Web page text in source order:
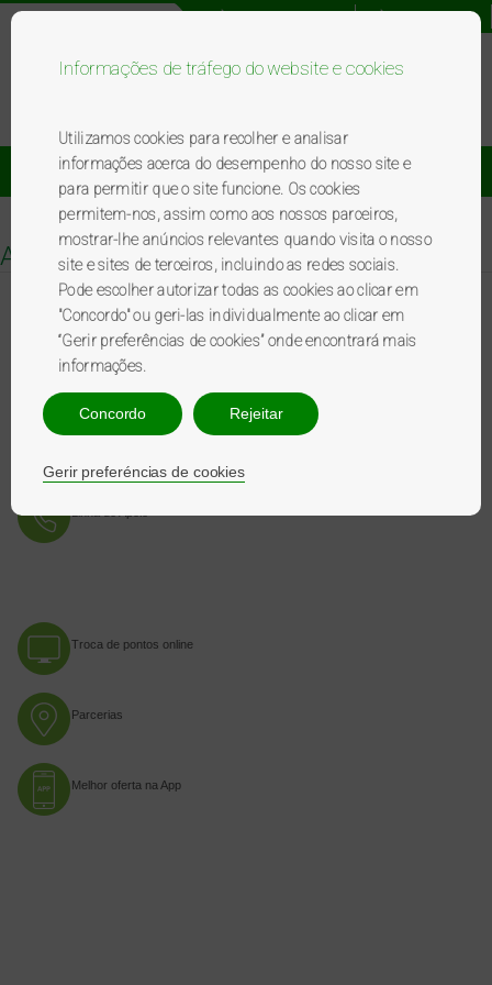
Informações de tráfego do website e cookies
Utilizamos cookies para recolher e analisar
informações acerca do desempenho do nosso site e
para permitir que o site funcione. Os cookies
permitem-nos, assim como aos nossos parceiros,
mostrar-lhe anúncios relevantes quando visita o nosso
site e sites de terceiros, incluindo as redes sociais.
Pode escolher autorizar todas as cookies ao clicar em
"Concordo" ou geri-las individualmente ao clicar em
“Gerir preferências de cookies” onde encontrará mais
informações.
Concordo Rejeitar
Gerir preferéncias de cookies
Acesso utilizador
Catálogo De Brindes
Artigos
Troca nos Postos de Abastecimento BP
existente
Troca de pontos online
Parcerias
Melhor oferta na App